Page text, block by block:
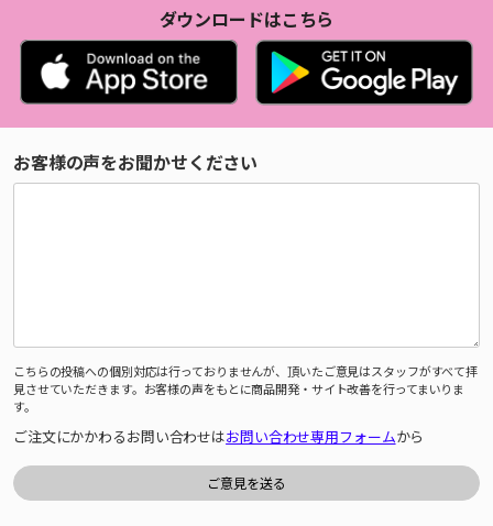
ダウンロードはこちら
お客様の声をお聞かせください
こちらの投稿への個別対応は行っておりませんが、頂いたご意見はスタッフがすべて拝
見させていただきます。お客様の声をもとに商品開発・サイト改善を行ってまいりま
す。
ご注文にかかわるお問い合わせはお問い合わせ専用フォームから